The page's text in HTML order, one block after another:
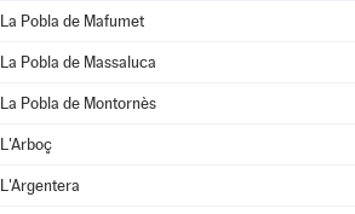
La Pobla de Mafumet
La Pobla de Massaluca
La Pobla de Montornès
L'Arboç
L'Argentera